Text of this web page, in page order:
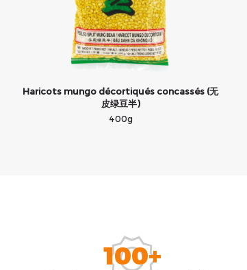
Haricots mungo décortiqués concassés (无
皮绿豆半)
400g
100+